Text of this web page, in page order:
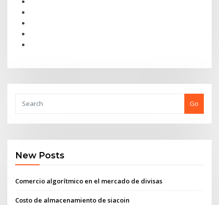
Go
New Posts
Comercio algorítmico en el mercado de divisas
Costo de almacenamiento de siacoin